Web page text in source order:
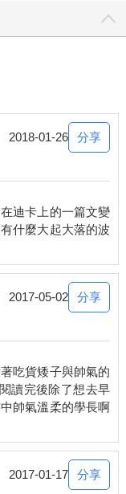
指著我桌上那團。
，「還有不是杯盤
。」
語大概是她唯一弱
的肩膀。
著。
搖頭。
氣。」我抱怨。
是美德。」百花立
我們就回報多少，
自己，來到吉他社
在裡面，而除了他
2018-01-26 分享
迪卡上的一篇文變
什麼大起大落的波
2017-05-02 分享
吃貨矮子與帥氣的
讀完後除了想去早
帥氣溫柔的學長啊
2017-01-17 分享